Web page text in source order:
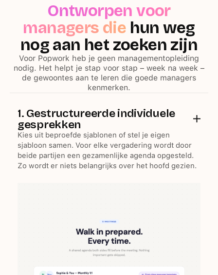
Ontworpen voor
managers die hun weg
nog aan het zoeken zijn
Voor Popwork heb je geen managementopleiding
nodig. Het helpt je stap voor stap – week na week –
de gewoontes aan te leren die goede managers
kenmerken.
1. Gestructureerde individuele
gesprekken
Kies uit beproefde sjablonen of stel je eigen
sjabloon samen. Voor elke vergadering wordt door
beide partijen een gezamenlijke agenda opgesteld.
Zo wordt er niets belangrijks over het hoofd gezien.